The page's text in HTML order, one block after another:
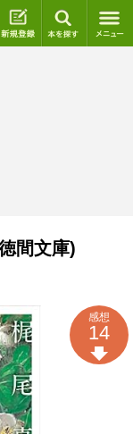
ログイン 新規登録
間文庫)
感想
14